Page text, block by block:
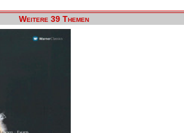
Weitere 39 Themen